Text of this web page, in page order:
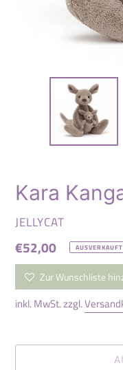
Kara
VERKÄUFER
JELLYCAT
Normaler
Preis
€52,00 AUSVERKAUFT
Zur Wunschliste
inkl. MwSt. zzgl.